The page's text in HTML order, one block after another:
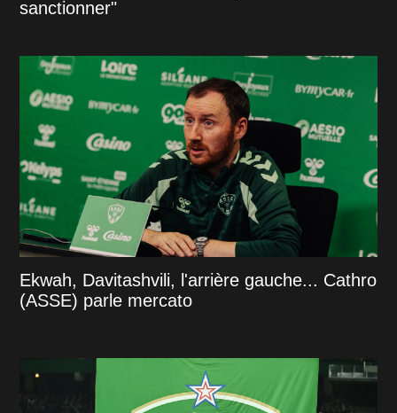
sanctionner"
Ekwah, Davitashvili, l'arrière gauche... Cathro
(ASSE) parle mercato